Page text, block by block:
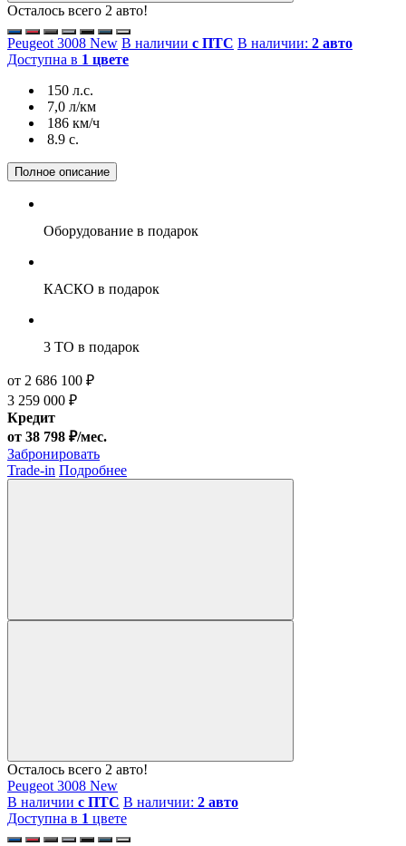
Осталось всего 2 авто!
Peugeot 3008 New В наличии с ПТС В наличии: 2 авто
Доступна в 1 цвете
150 л.с.
7,0 л/км
186 км/ч
8.9 c.
Полное описание
Оборудование в подарок
КАСКО в подарок
3 ТО в подарок
от 2 686 100 ₽
3 259 000 ₽
Кредит
от 38 798 ₽/мес.
Забронировать
Trade-in Подробнее
Осталось всего 2 авто!
Peugeot 3008 New
В наличии с ПТС В наличии: 2 авто
Доступна в 1 цвете